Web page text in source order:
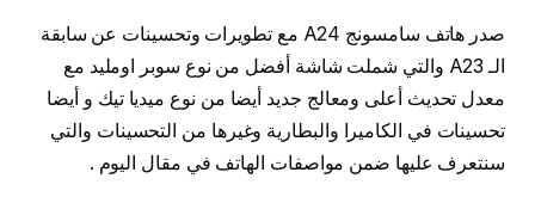
صدر هاتف سامسونج A24 مع تطويرات وتحسينات عن سابقة
الـ A23 والتي شملت شاشة أفضل من نوع سوبر اومليد مع
معدل تحديث أعلى ومعالج جديد أيضا من نوع ميديا تيك و أيضا
تحسينات في الكاميرا والبطارية وغيرها من التحسينات والتي
سنتعرف عليها ضمن مواصفات الهاتف في مقال اليوم .